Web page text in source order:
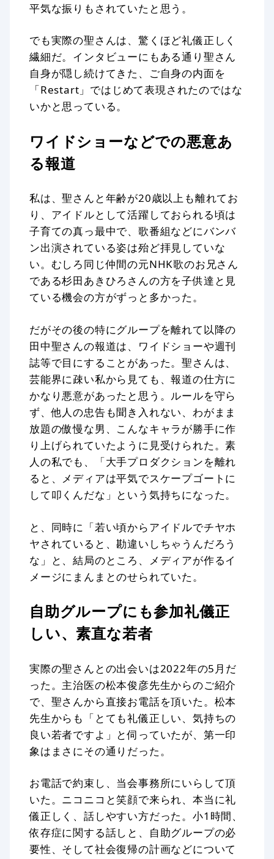
平気な振りもされていたと思う。
でも実際の聖さんは、驚くほど礼儀正しく
繊細だ。インタビューにもある通り聖さん
自身が隠し続けてきた、ご自身の内面を
「Restart」ではじめて表現されたのではな
いかと思っている。
ワイドショーなどでの悪意あ
る報道
私は、聖さんと年齢が20歳以上も離れてお
り、アイドルとして活躍しておられる頃は
子育ての真っ最中で、歌番組などにバンバ
ン出演されている姿は殆ど拝見していな
い。むしろ同じ仲間の元NHK歌のお兄さん
である杉田あきひろさんの方を子供達と見
ている機会の方がずっと多かった。
だがその後の特にグループを離れて以降の
田中聖さんの報道は、ワイドショーや週刊
誌等で目にすることがあった。聖さんは、
芸能界に疎い私から見ても、報道の仕方に
かなり悪意があったと思う。ルールを守ら
ず、他人の忠告も聞き入れない、わがまま
放題の傲慢な男、こんなキャラが勝手に作
り上げられていたように見受けられた。素
人の私でも、「大手プロダクションを離れ
ると、メディアは平気でスケープゴートに
して叩くんだな」という気持ちになった。
と、同時に「若い頃からアイドルでチヤホ
ヤされていると、勘違いしちゃうんだろう
な」と、結局のところ、メディアが作るイ
メージにまんまとのせられていた。
自助グループにも参加礼儀正
しい、素直な若者
実際の聖さんとの出会いは2022年の5月だ
った。主治医の松本俊彦先生からのご紹介
で、聖さんから直接お電話を頂いた。松本
先生からも「とても礼儀正しい、気持ちの
良い若者ですよ」と伺っていたが、第一印
象はまさにその通りだった。
お電話で約束し、当会事務所にいらして頂
いた。ニコニコと笑顔で来られ、本当に礼
儀正しく、話しやすい方だった。小1時間、
依存症に関する話しと、自助グループの必
要性、そして社会復帰の計画などについて